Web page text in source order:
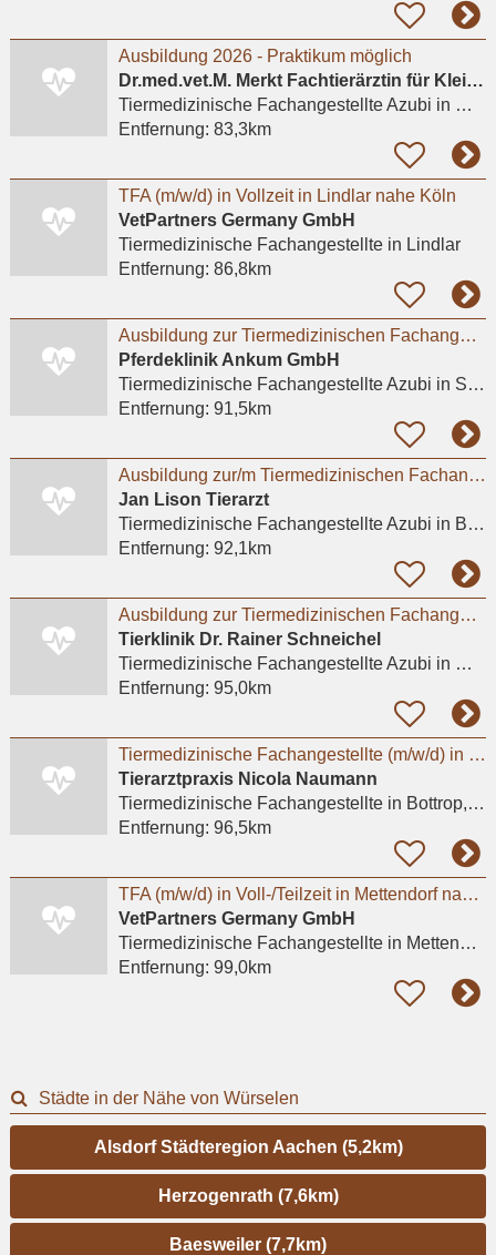
Ausbildung 2026 - Praktikum möglich
Dr.med.vet.M. Merkt Fachtierärztin für Kleintiere
Tiermedizinische Fachangestellte Azubi in Mülheim an der Ruhr
Entfernung: 83,3km
TFA (m/w/d) in Vollzeit in Lindlar nahe Köln
VetPartners Germany GmbH
Tiermedizinische Fachangestelltein Lindlar
Entfernung: 86,8km
Ausbildung zur Tiermedizinischen Fachangestellten / TFA (m/w/d) 2027
Pferdeklinik Ankum GmbH
Tiermedizinische Fachangestellte Azubi in Sankt Johann
Entfernung: 91,5km
Ausbildung zur/m Tiermedizinischen Fachangestellten (m/w/d) - Praktikum möglich
Jan Lison Tierarzt
Tiermedizinische Fachangestellte Azubi in Bottrop, Vonderort
Entfernung: 92,1km
Ausbildung zur Tiermedizinischen Fachangestellten / TFA (m/w/d) 2027
Tierklinik Dr. Rainer Schneichel
Tiermedizinische Fachangestellte Azubi in Mayen
Entfernung: 95,0km
Tiermedizinische Fachangestellte (m/w/d) in Teilzeit
Tierarztpraxis Nicola Naumann
Tiermedizinische Fachangestelltein Bottrop, Batenbrock
Entfernung: 96,5km
TFA (m/w/d) in Voll-/Teilzeit in Mettendorf nahe Bitburg bei Tierärzte Mettendorf GmbH
VetPartners Germany GmbH
Tiermedizinische Fachangestelltein Mettendorf
Entfernung: 99,0km
Städte in der Nähe von Würselen
Alsdorf Städteregion Aachen (5,2km)
Herzogenrath (7,6km)
Baesweiler (7,7km)